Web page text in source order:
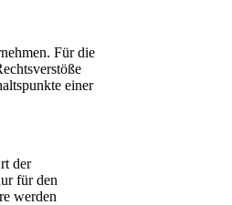
Für die
einer
der
für den
werden